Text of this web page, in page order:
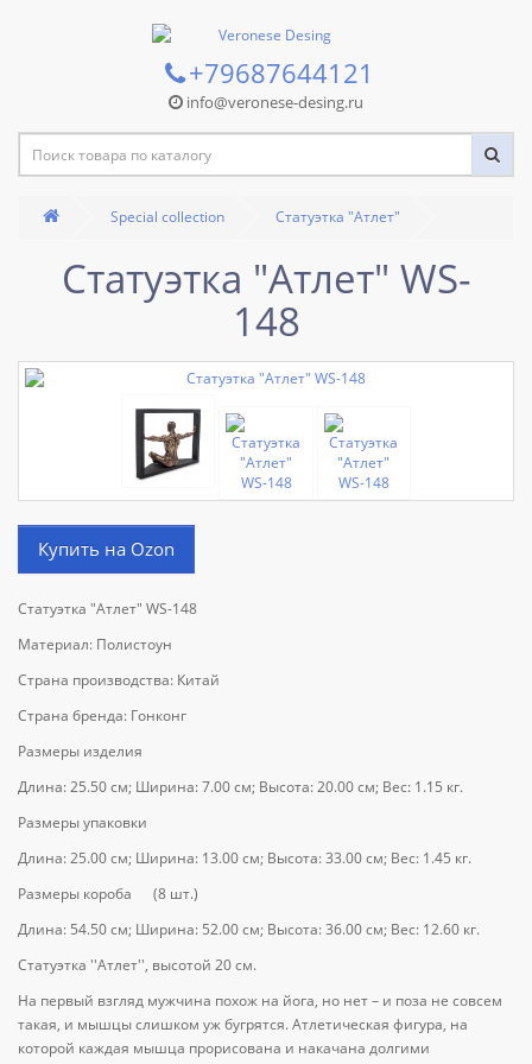
+79687644121
info@veronese-desing.ru
Special collection Статуэтка "Атлет"
Статуэтка "Атлет" WS-
148
Купить на Ozon
Статуэтка "Атлет" WS-148
Материал: Полистоун
Страна производства: Китай
Страна бренда: Гонконг
Размеры изделия
Длина: 25.50 см; Ширина: 7.00 см; Высота: 20.00 см; Вес: 1.15 кг.
Размеры упаковки
Длина: 25.00 см; Ширина: 13.00 см; Высота: 33.00 см; Вес: 1.45 кг.
Размеры короба (8 шт.)
Длина: 54.50 см; Ширина: 52.00 см; Высота: 36.00 см; Вес: 12.60 кг.
Статуэтка ''Атлет'', высотой 20 см.
На первый взгляд мужчина похож на йога, но нет – и поза не совсем
такая, и мышцы слишком уж бугрятся. Атлетическая фигура, на
которой каждая мышца прорисована и накачана долгими